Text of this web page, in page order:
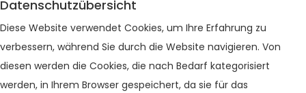
Datenschutzübersicht
Diese Website verwendet Cookies, um Ihre Erfahrung zu
verbessern, während Sie durch die Website navigieren. Von
diesen werden die Cookies, die nach Bedarf kategorisiert
werden, in Ihrem Browser gespeichert, da sie für das